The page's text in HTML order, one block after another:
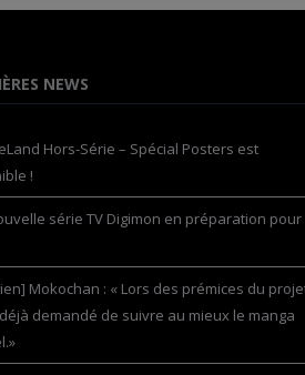
NEWS
Hors-Série – Spécial Posters est
!
série TV Digimon en préparation pour
Mokochan : « Lors des prémices du
demandé de suivre au mieux le manga